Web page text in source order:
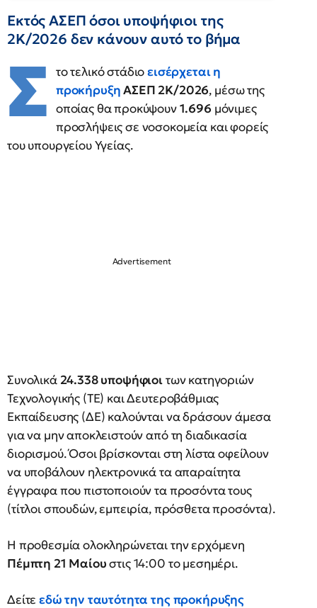
Εκτός ΑΣΕΠ όσοι υποψήφιοι της
2Κ/2026 δεν κάνουν αυτό το βήμα
Σ το τελικό στάδιοεισέρχεται η
προκήρυξηΑΣΕΠ 2Κ/2026, μέσω της
οποίας θα προκύψουν1.696 μόνιμες
προσλήψεις σε νοσοκομεία και φορείς
του υπουργείου Υγείας.
Συνολικά 24.338 υποψήφιοιτων κατηγοριών
Τεχνολογικής (ΤΕ) και Δευτεροβάθμιας
Εκπαίδευσης (ΔΕ) καλούνται να δράσουν άμεσα
για να μην αποκλειστούν από τη διαδικασία
διορισμού. Όσοι βρίσκονται στη λίστα οφείλουν
να υποβάλουν ηλεκτρονικά τα απαραίτητα
έγγραφα που πιστοποιούν τα προσόντα τους
(τίτλοι σπουδών, εμπειρία, πρόσθετα προσόντα).
Η προθεσμία ολοκληρώνεται την ερχόμενη
Πέμπτη 21 Μαίουστις 14:00 το μεσημέρι.
Δείτεεδώ την ταυτότητα της προκήρυξης